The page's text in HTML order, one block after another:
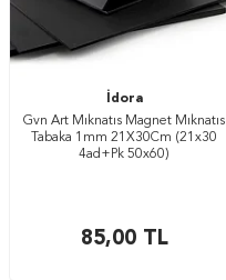
İdora
Gvn Art Mıknatıs Magnet Mıknatıs
Tabaka 1mm 21X30Cm (21x30
4ad+Pk 50x60)
85,00TL